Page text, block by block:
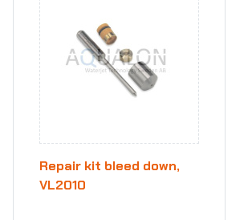
Repair kit bleed down,
VL2010